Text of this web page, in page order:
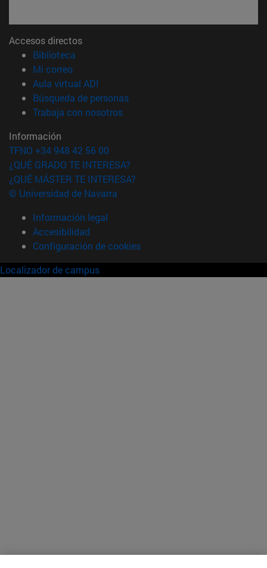
Accesos directos
Biblioteca
Mi correo(abre en nueva ventana)
Aula virtual ADI
Búsqueda de personas(abre en nueva ventana)
Trabaja con nosotros(abre en nueva ventana)
Información
TFNO +34 948 42 56 00
¿QUÉ GRADO TE INTERESA?
¿QUÉ MÁSTER TE INTERESA?
© Universidad de Navarra
Información legal
Accesibilidad
Configuración de cookies
Localizador de campus